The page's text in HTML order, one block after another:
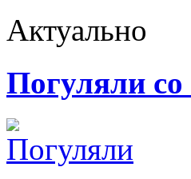
Актуально
Погуляли